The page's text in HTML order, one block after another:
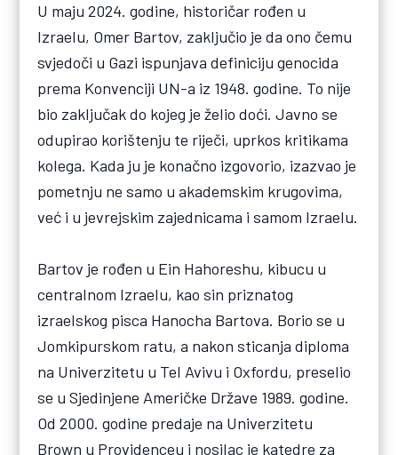
U maju 2024. godine, historičar rođen u
Izraelu, Omer Bartov, zaključio je da ono čemu
svjedoči u Gazi ispunjava definiciju genocida
prema Konvenciji UN-a iz 1948. godine. To nije
bio zaključak do kojeg je želio doći. Javno se
odupirao korištenju te riječi, uprkos kritikama
kolega. Kada ju je konačno izgovorio, izazvao je
pometnju ne samo u akademskim krugovima,
već i u jevrejskim zajednicama i samom Izraelu.
Bartov je rođen u Ein Hahoreshu, kibucu u
centralnom Izraelu, kao sin priznatog
izraelskog pisca Hanocha Bartova. Borio se u
Jomkipurskom ratu, a nakon sticanja diploma
na Univerzitetu u Tel Avivu i Oxfordu, preselio
se u Sjedinjene Američke Države 1989. godine.
Od 2000. godine predaje na Univerzitetu
Brown u Providenceu i nosilac je katedre za